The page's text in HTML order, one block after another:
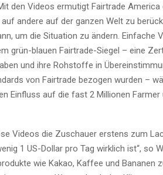
den Videos ermutigt Fairtrade
andere auf der ganzen Welt zu
um die Situation zu ändern. Einfache
grün-blauen Fairtrade-Siegel – eine
und ihre Rohstoffe in
von Fairtrade bezogen wurden –
Einfluss auf die fast 2 Millionen
Videos die Zuschauer erstens zum
1 US-Dollar pro Tag wirklich ist“, so
wie Kakao, Kaffee und Bananen